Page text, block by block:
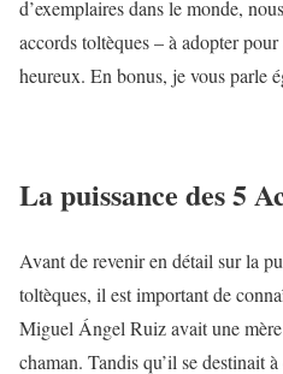
d’exemplaires dans le monde,
accords toltèques – à adopter
heureux. En bonus, je vous parle
La puissance des 5
Avant de revenir en détail sur la
toltèques, il est important de
Miguel Ángel Ruiz avait une mère
chaman. Tandis qu’il se destinait